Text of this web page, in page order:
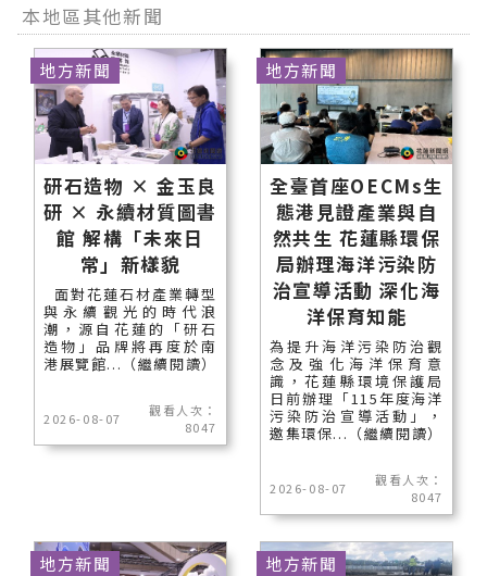
本地區其他新聞
研石造物 × 金玉良
研 × 永續材質圖書
館 解構「未來日
常」新樣貌
面對花蓮石材產業轉型
與永續觀光的時代浪
潮，源自花蓮的「研石
造物」品牌將再度於南
港展覽館...（繼續閱讀）
2026-08-07
觀看人次：
8047
地方新聞
全臺首座OECMs生
態港見證產業與自
然共生 花蓮縣環保
局辦理海洋污染防
治宣導活動 深化海
洋保育知能
為提升海洋污染防治觀
念及強化海洋保育意
識，花蓮縣環境保護局
日前辦理「115年度海洋
污染防治宣導活動」，
邀集環保...（繼續閱讀）
2026-08-07
觀看人次：
8047
地方新聞
地方新聞 地方新聞